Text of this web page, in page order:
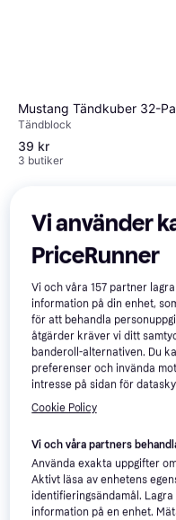
Mustang Tändkuber 32-
Tändblock
39 kr
3 butiker
Vi använder
PriceRunner
Vi och våra157 partner
information på din enhet,
för att behandla
åtgärder kräver vi ditt
banderoll-alternativen. Du
preferenser och invända
intresse på sidan för
Cookie Policy
Vi och våra partners
Använda exakta uppgifter
Aktivt läsa av enhetens
identifieringsändamål.
information på en enhet.